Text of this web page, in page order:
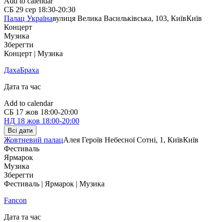
СБ 29 сер 18:30-20:30
Палац Українавулиця Велика Васильківська, 103, КиївКиїв
Концерт
Музика
Зберегти
Концерт | Музика
ДахаБраха
Дата та час
Add to calendar
СБ 17 жов 18:00-20:00
НД 18 жов 18:00-20:00
Всі дати
Жовтневий палацАлея Героїв Небесної Сотні, 1, КиївКиїв
Фестиваль
Ярмарок
Музика
Зберегти
Фестиваль | Ярмарок | Музика
Fancon
Дата та час